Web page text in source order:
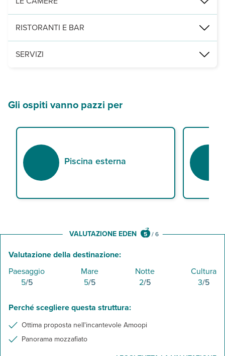
39 camere (20 m²) disposte su 3 piani con servizi privati,
RISTORANTI E BAR
una sala per la prima colazione e, a pagamento, un bar.
SERVIZI
Gli ospiti vanno pazzi per
Piscina esterna
VALUTAZIONE EDEN 5 /6
Valutazione della destinazione:
Paesaggio
5/5
Mare
5/5
Notte
2/5
Cultura
3/5
Perché scegliere questa struttura:
Ottima proposta nell'incantevole Amoopi
Panorama mozzafiato